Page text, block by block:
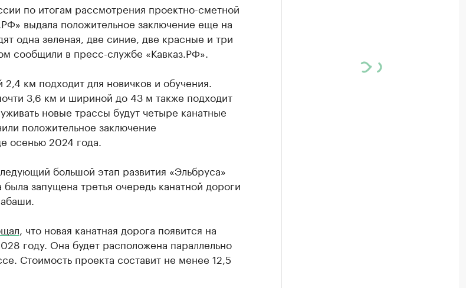
по итогам рассмотрения проектно-сметной
выдала положительное заключение еще на
одна зеленая, две синие, две красные и три
сообщили в пресс-службе «Кавказ.РФ».
км подходит для новичков и обучения.
3,6 км и шириной до 43 м также подходит
новые трассы будут четыре канатные
положительное заключение
осенью 2024 года.
большой этап развития «Эльбруса»
была запущена третья очередь канатной дороги
, что новая канатная дорога появится на
году. Она будет расположена параллельно
Стоимость проекта составит не менее 12,5